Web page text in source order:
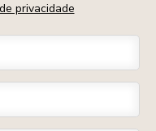
privacidade